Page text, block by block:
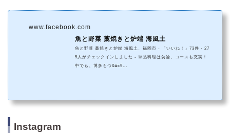
www.facebook.com
魚と野菜 藁焼きと炉端 海風土
魚と野菜 藁焼きと炉端 海風土、福岡市 - 「いいね！」73件 · 27
5人がチェックインしました - 単品料理は勿論、コースも充実！
中でも、博多もつ&#x9...
Instagram